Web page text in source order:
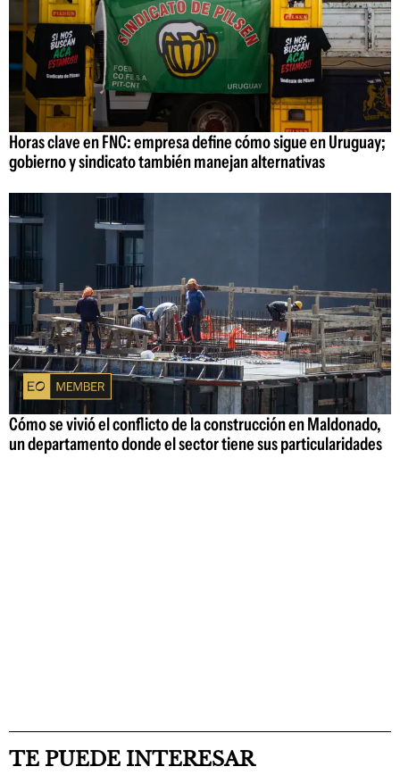
Horas clave en FNC: empresa define cómo sigue en Uruguay;
gobierno y sindicato también manejan alternativas
Cómo se vivió el conflicto de la construcción en Maldonado,
un departamento donde el sector tiene sus particularidades
TE PUEDE INTERESAR